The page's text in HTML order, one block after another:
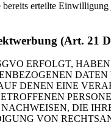
erteilte
(Art. 21
ERFOLGT,
DENEN EINE
DIE
VON